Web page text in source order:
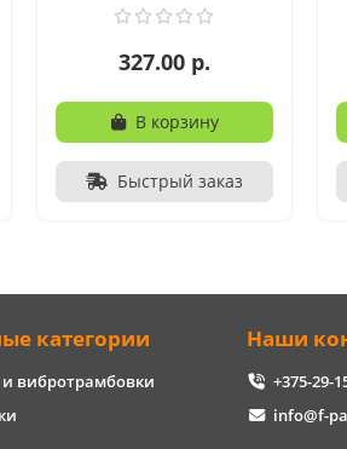
327.00 р.
В корзину
Быстрый заказ
категории
вибротрамбовки
Наши
+375-29-
info@f-